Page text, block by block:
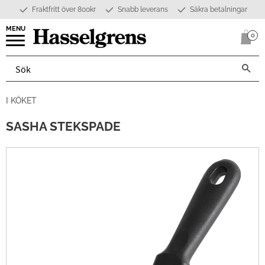
Meny
Fraktfritt över 800kr Snabb leverans Säkra betalningar
0
I KÖKET
SASHA STEKSPADE